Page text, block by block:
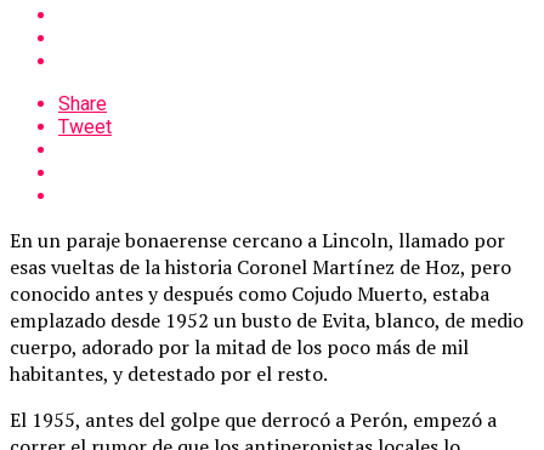
Share
Tweet
En un paraje bonaerense cercano a Lincoln, llamado por
esas vueltas de la historia Coronel Martínez de Hoz, pero
conocido antes y después como Cojudo Muerto, estaba
emplazado desde 1952 un busto de Evita, blanco, de medio
cuerpo, adorado por la mitad de los poco más de mil
habitantes, y detestado por el resto.
El 1955, antes del golpe que derrocó a Perón, empezó a